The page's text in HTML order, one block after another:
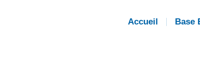
Accueil Base